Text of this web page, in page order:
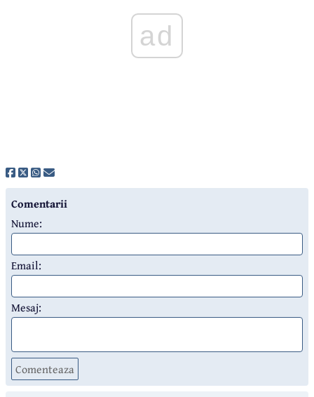
ad
Comentarii
Nume:
Email:
Mesaj:
Comenteaza